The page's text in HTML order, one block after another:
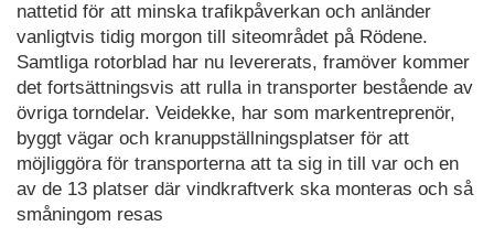
nattetid för att minska trafikpåverkan och anländer
vanligtvis tidig morgon till siteområdet på Rödene.
Samtliga rotorblad har nu levererats, framöver kommer
det fortsättningsvis att rulla in transporter bestående av
övriga torndelar. Veidekke, har som markentreprenör,
byggt vägar och kranuppställningsplatser för att
möjliggöra för transporterna att ta sig in till var och en
av de 13 platser där vindkraftverk ska monteras och så
småningom resas